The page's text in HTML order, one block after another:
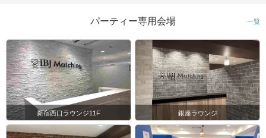
パーティー専用会場 一覧
新宿西口ラウンジ11F 銀座ラウンジ